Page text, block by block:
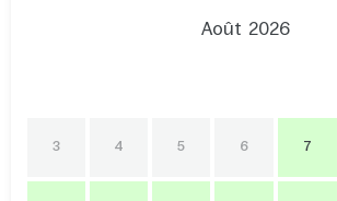
Août 2026
3 4 5 6 7